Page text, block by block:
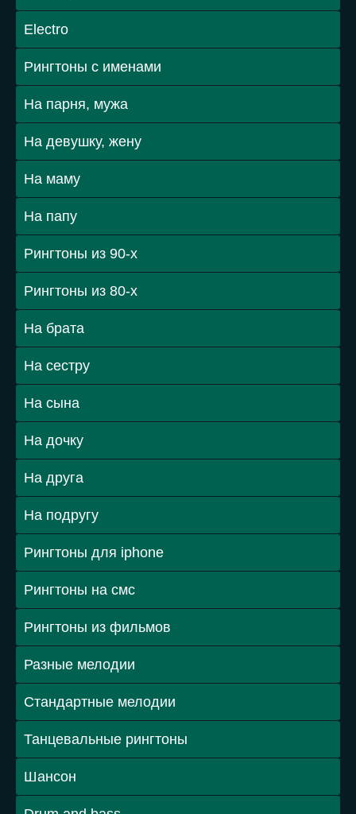
Electro
Рингтоны с именами
На парня, мужа
На девушку, жену
На маму
На папу
Рингтоны из 90-х
Рингтоны из 80-х
На брата
На сестру
На сына
На дочку
На друга
На подругу
Рингтоны для iphone
Рингтоны на смс
Рингтоны из фильмов
Разные мелодии
Стандартные мелодии
Танцевальные рингтоны
Шансон